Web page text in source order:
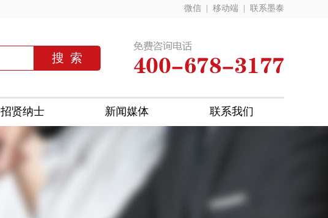
微信 移动端 联系墨泰
招贤纳士 新闻媒体 联系我们